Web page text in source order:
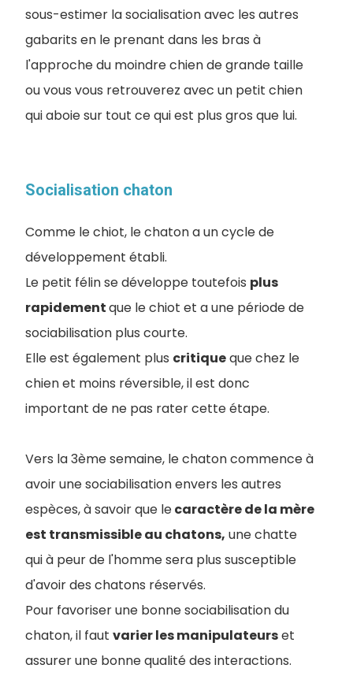
sous-estimer la socialisation avec les autres
gabarits en le prenant dans les bras à
l'approche du moindre chien de grande taille
ou vous vous retrouverez avec un petit chien
qui aboie sur tout ce qui est plus gros que lui.
Socialisation chaton
Comme le chiot, le chaton a un cycle de
développement établi.
Le petit félin se développe toutefois plus
rapidementque le chiot et a une période de
sociabilisation plus courte.
Elle est également plus critiqueque chez le
chien et moins réversible, il est donc
important de ne pas rater cette étape.
Vers la 3ème semaine, le chaton commence à
avoir une sociabilisation envers les autres
espèces, à savoir que lecaractère de la mère
est transmissible au chatons, une chatte
qui à peur de l'homme sera plus susceptible
d'avoir des chatons réservés.
Pour favoriser une bonne sociabilisation du
chaton, il faut varier les manipulateurset
assurer une bonne qualité des interactions.